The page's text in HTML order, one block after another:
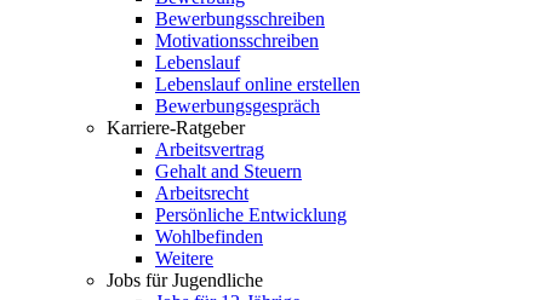
Bewerbungsschreiben
Motivationsschreiben
Lebenslauf
Lebenslauf online erstellen
Bewerbungsgespräch
Karriere-Ratgeber
Arbeitsvertrag
Gehalt and Steuern
Arbeitsrecht
Persönliche Entwicklung
Wohlbefinden
Weitere
Jobs für Jugendliche